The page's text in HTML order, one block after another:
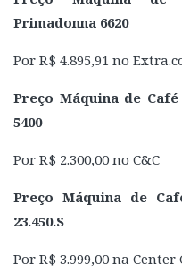
Primadonna 6620
Por R$ 4.895,91 no
Preço Máquina de
5400
Por R$ 2.300,00 no C&C
Preço Máquina de
23.450.S
Por R$ 3.999,00 na